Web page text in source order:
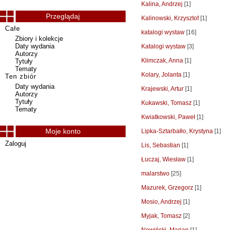
Kalina, Andrzej [1]
Kalinowski, Krzysztof[1]
katalogi wystaw [16]
Katalogi wystaw [3]
Klimczak, Anna [1]
Kolary, Jolanta [1]
Krajewski, Artur [1]
Kukawski, Tomasz [1]
Kwiatkowski, Paweł [1]
Lipka-Sztarbałło, Krystyna [1]
Lis, Sebastian [1]
Łuczaj, Wiesław [1]
malarstwo [25]
Mazurek, Grzegorz [1]
Mosio, Andrzej [1]
Myjak, Tomasz [2]
Przeglądaj
Całe
Zbiory i kolekcje
Daty wydania
Autorzy
Tytuły
Tematy
Ten zbiór
Daty wydania
Autorzy
Tytuły
Tematy
Moje konto
Zaloguj